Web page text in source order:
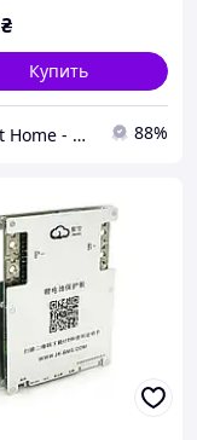
₴
Купить
Perfekt Home - интернет магазин 88%